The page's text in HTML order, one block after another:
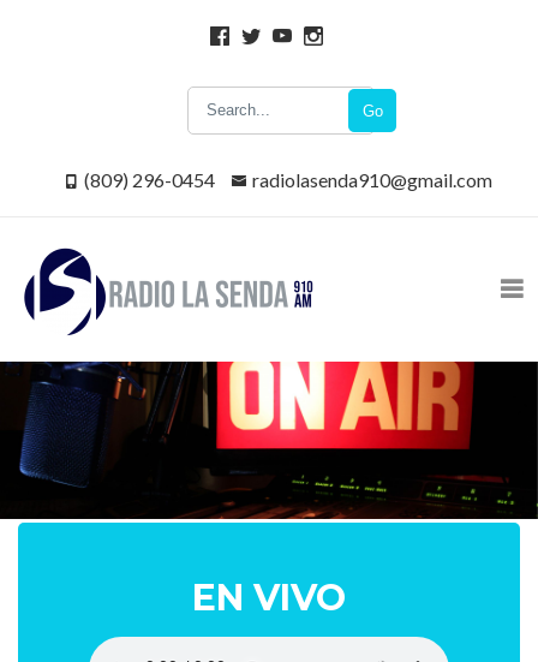
Go
(809) 296-0454 radiolasenda910@gmail.com
EN VIVO